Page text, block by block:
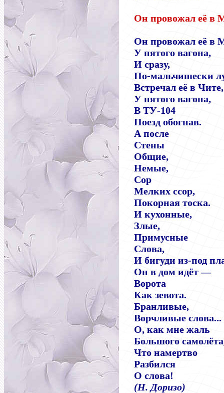
Он провожал её в
Он провожал её в
У пятого вагона,
И сразу,
По-мальчишески
Встречал её в Чите,
У пятого вагона,
В ТУ-104
Поезд обогнав.
А после
Стены
Общие,
Немые,
Сор
Мелких ссор,
Покорная тоска.
И кухонные,
Злые,
Примусные
Слова,
И бигуди из-под
Он в дом идёт —
Ворота
Как зевота.
Бранливые,
Ворчливые слова...
О, как мне жаль
Большого
Что намертво
Разбился
О слова!
(Н. Доризо)